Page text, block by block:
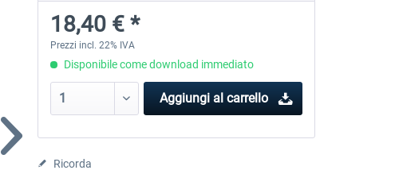
18,40 € *
Prezzi incl. 22% IVA
Disponibile come download immediato
Aggiungi al carrello
Ricorda